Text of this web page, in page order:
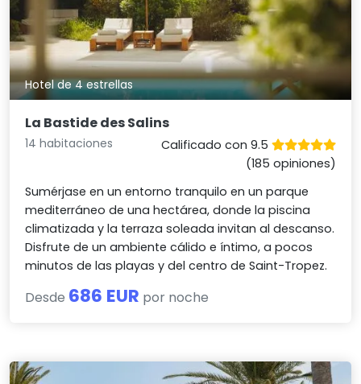
Hotel de 4 estrellas
La Bastide des Salins
14 habitaciones
Calificado con 9.5
(185 opiniones)
Sumérjase en un entorno tranquilo en un parque
mediterráneo de una hectárea, donde la piscina
climatizada y la terraza soleada invitan al descanso.
Disfrute de un ambiente cálido e íntimo, a pocos
minutos de las playas y del centro de Saint-Tropez.
Desde 686 EUR por noche